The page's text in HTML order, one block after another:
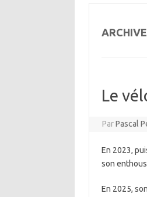
Le
ParPascal
En 2023,
son
En 2025,